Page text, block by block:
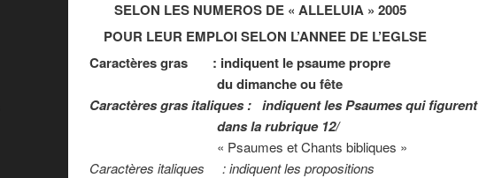
SELON LES NUMEROS DE « ALLELUIA » 2005
POUR LEUR EMPLOI SELON L’ANNEE DE L’EGLSE
Caractères gras : indiquent le psaume propre
du dimanche ou fête
Caractères gras italiques : indiquent les Psaumes qui figurent
dans la rubrique 12/
« Psaumes et Chants bibliques »
Caractères italiques : indiquent les propositions